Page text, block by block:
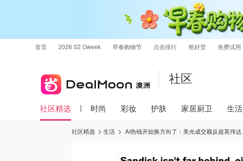
首页 2026 S2 Oweek 早春购物节 点击排行 抢好货 免费试用
社区
社区精选 时尚 彩妆 护肤 家居厨卫 生活
社区精选 生活 AI热钱开始换方向了：美光成交额反超英伟达